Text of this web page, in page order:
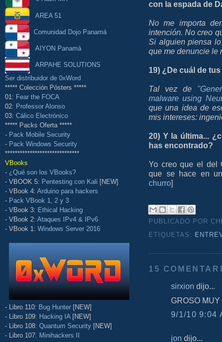
AREA 51
Comunidad Dojo Panamá
AIYON Panamá
ARPAHE SOLUTIONS
Ser distribuidor de 0xWord
***** Colección Pósters *****
01: Fear the FOCA
02: Professor Alonso
03: Cálico Electrónico
***** Packs Oferta *****
- Pack Mobile Security
- Pack Windows Security
******************************
VBooks
- ¿Qué son los VBooks?
- VBOOK 5: Pentesting con Kali [NEW]
- VBook 4: Arduino para hackers
- Pack VBook 1, 2 y 3
- VBook 3: Ethical Hacking
- VBook 2: Ataques IPv4 & IPv6
- VBook 1: Windows Server 2016
- Libro 110: Bug Hunter [NEW]
- Libro 109: Hacking IA [NEW]
- Libro 108: Quantum Security [NEW]
- Libro 107: Minihackers II
con la espada de
No me importa
intención. No creo
Si alguien piensa
que me denuncie le
19) ¿De cuál de
Tal vez de
malware using
que una idea de
mis intereses:
20) Y la última...
has encontrado?
Yo creo que el del
que se hace en
churro]
PUBLICADO POR
ETIQUETAS:
15
sirxion dijo...
GROSO MUY
9/1/10 9:04
jon dijo...